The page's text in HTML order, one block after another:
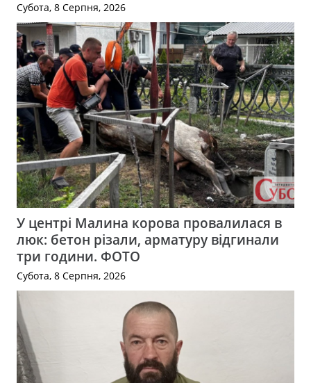
Субота, 8 Серпня, 2026
У центрі Малина корова провалилася в
люк: бетон різали, арматуру відгинали
три години. ФОТО
Субота, 8 Серпня, 2026